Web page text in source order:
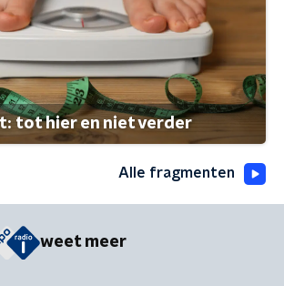
tot hier en niet verder
Alle fragmenten
weet meer